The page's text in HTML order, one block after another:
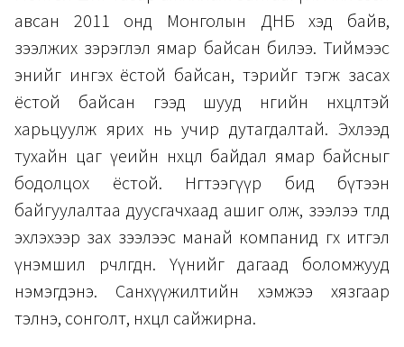
авсан 2011 онд Монголын ДНБ хэд байв,
зээлжих зэрэглэл ямар байсан билээ. Тиймээс
энийг ингэх ёстой байсан, тэрийг тэгж засах
ёстой байсан гээд шууд өнөөгийн нөхцөлтэй
харьцуулж ярих нь учир дутагдалтай. Эхлээд
тухайн цаг үеийн нөхцөл байдал ямар байсныг
бодолцох ёстой. Нөгөөтээгүүр бид бүтээн
байгуулалтаа дуусгачхаад ашиг олж, зээлээ төлөөд
эхлэхээр зах зээлээс манай компанид өгөх итгэл
үнэмшил өөрчлөгдөнө. Үүнийг дагаад боломжууд
нэмэгдэнэ. Санхүүжилтийн хэмжээ хязгаар
тэлнэ, сонголт, нөхцөл сайжирна.